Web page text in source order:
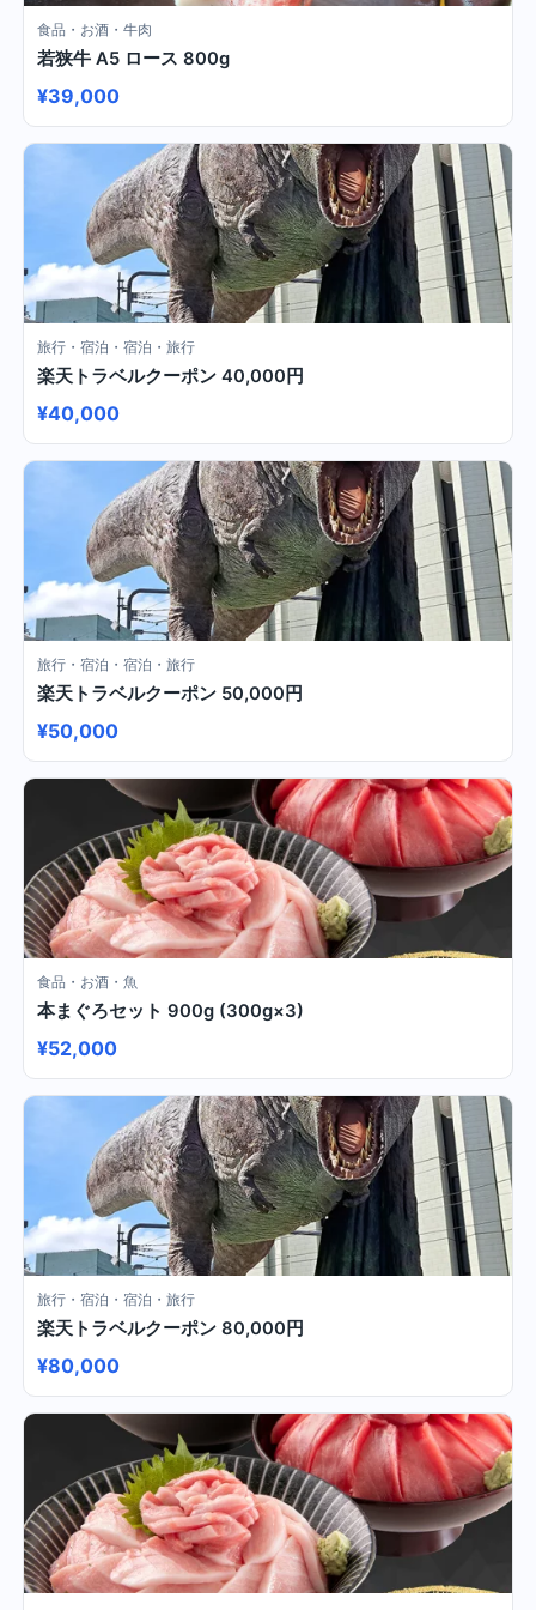
食品・お酒・牛肉
若狭牛 A5 ロース 800g
¥39,000
旅行・宿泊・宿泊・旅行
楽天トラベルクーポン 40,000円
¥40,000
旅行・宿泊・宿泊・旅行
楽天トラベルクーポン 50,000円
¥50,000
食品・お酒・魚
本まぐろセット 900g (300g×3)
¥52,000
旅行・宿泊・宿泊・旅行
楽天トラベルクーポン 80,000円
¥80,000